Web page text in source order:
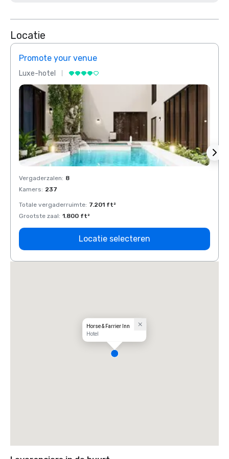
Locatie
Promote your venue
Luxe-hotel
Vergaderzalen: 8
Kamers: 237
Totale vergaderruimte: 7.201 ft²
Grootste zaal: 1.800 ft²
Locatie selecteren
Horse & Farrier Inn
Hotel